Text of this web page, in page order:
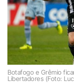
Botafogo e Grêmio
Libertadores (Foto: